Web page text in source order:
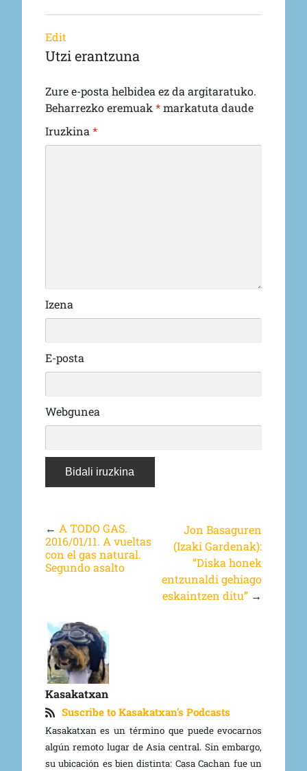
Edit
Utzi erantzuna
Zure e-posta helbidea ez da argitaratuko.
Beharrezko eremuak *markatuta daude
Iruzkina *
Izena
E-posta
Webgunea
← A TODO GAS.
2016/01/11. A vueltas
con el gas natural.
Segundo asalto
Jon Basaguren
(Izaki Gardenak):
“Diska honek
entzunaldi gehiago
eskaintzen ditu” →
Kasakatxan
Suscribe to Kasakatxan's Podcasts
Kasakatxan es un término que puede evocarnos
algún remoto lugar de Asia central. Sin embargo,
su ubicación es bien distinta: Casa Cachan fue un